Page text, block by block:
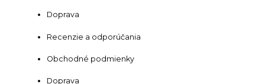
Doprava
Recenzie a odporúčania
Obchodné podmienky
Doprava